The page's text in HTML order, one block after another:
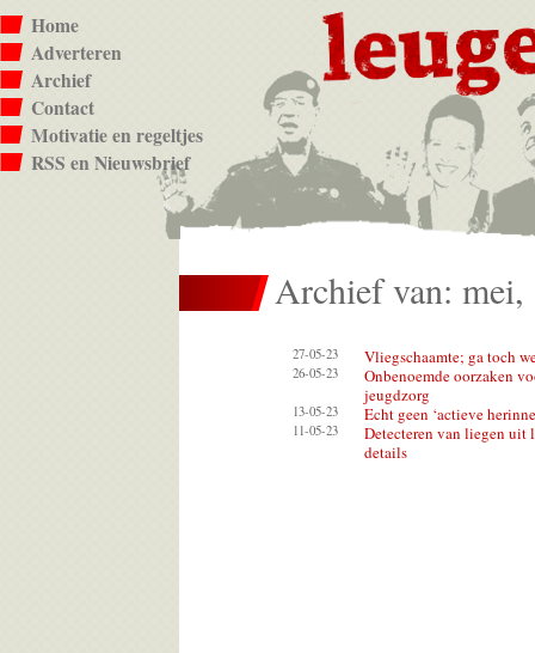
Home
Adverteren
Archief
Contact
Motivatie en regeltjes
RSS en Nieuwsbrief
Archief van: mei,
27-05-23 Vliegschaamte; ga toch
26-05-23
Onbenoemde oorzaken
jeugdzorg
13-05-23 Echt geen ‘actieve
11-05-23
Detecteren van liegen uit
details